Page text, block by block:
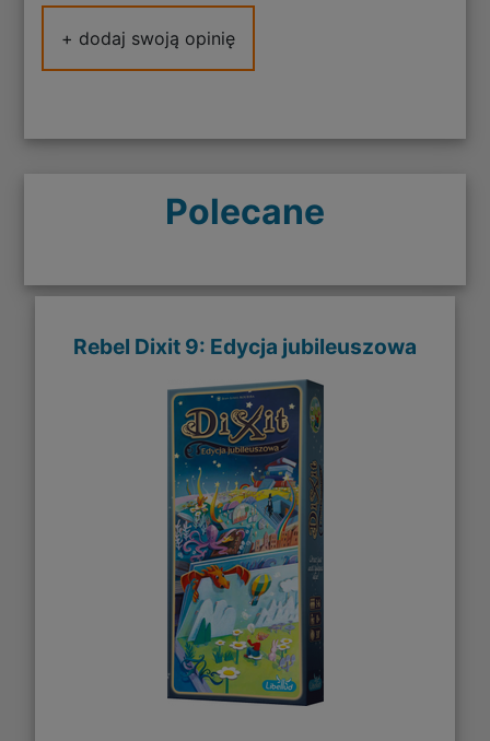
+ dodaj swoją opinię
Polecane
Rebel Dixit 9: Edycja jubileuszowa